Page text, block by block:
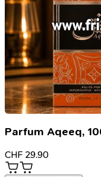
Parfum Aqeeq,
CHF 29.90